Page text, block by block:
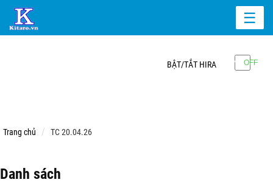
☰
BẬT/TẮT HIRA
Trang chủ TC 20.04.26
Danh sách